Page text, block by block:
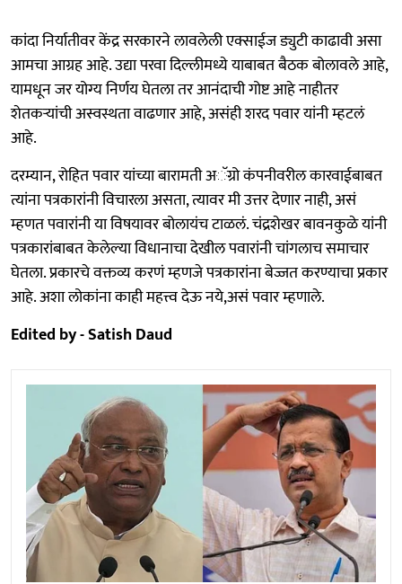
कांदा निर्यातीवर केंद्र सरकारने लावलेली एक्साईज ड्युटी काढावी असा
आमचा आग्रह आहे. उद्या परवा दिल्लीमध्ये याबाबत बैठक बोलावले आहे,
यामधून जर योग्य निर्णय घेतला तर आनंदाची गोष्ट आहे नाहीतर
शेतकऱ्यांची अस्वस्थता वाढणार आहे, असंही शरद पवार यांनी म्हटलं
आहे.
दरम्यान, रोहित पवार यांच्या बारामती अॅग्रो कंपनीवरील कारवाईबाबत
त्यांना पत्रकारांनी विचारला असता, त्यावर मी उत्तर देणार नाही, असं
म्हणत पवारांनी या विषयावर बोलायंच टाळलं. चंद्रशेखर बावनकुळे यांनी
पत्रकारांबाबत केलेल्या विधानाचा देखील पवारांनी चांगलाच समाचार
घेतला. प्रकारचे वक्तव्य करणं म्हणजे पत्रकारांना बेज्जत करण्याचा प्रकार
आहे. अशा लोकांना काही महत्त्व देऊ नये,असं पवार म्हणाले.
Edited by - Satish Daud